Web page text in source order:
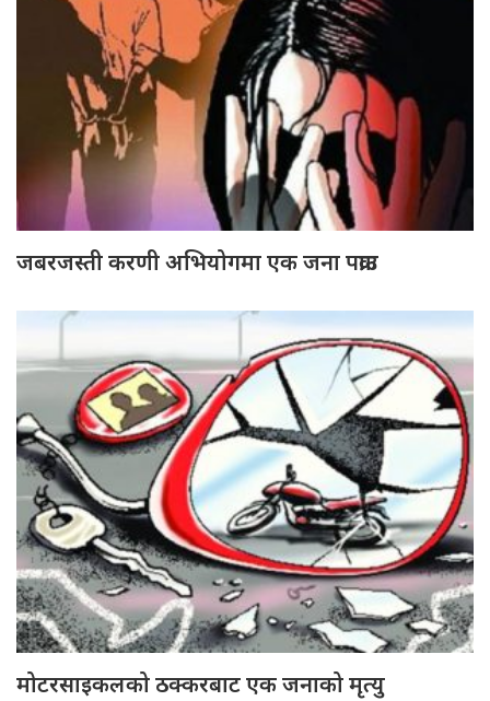
जबरजस्ती करणी अभियोगमा एक जना पक्राउ
मोटरसाइकलको ठक्करबाट एक जनाको मृत्यु